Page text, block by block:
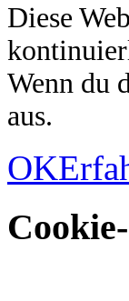
Diese
Wenn du
aus.
OK